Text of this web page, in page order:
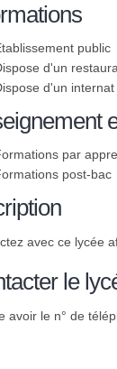
public
d'un
d'un internat
par
post-bac
avec ce lycée
le
avoir le n° de